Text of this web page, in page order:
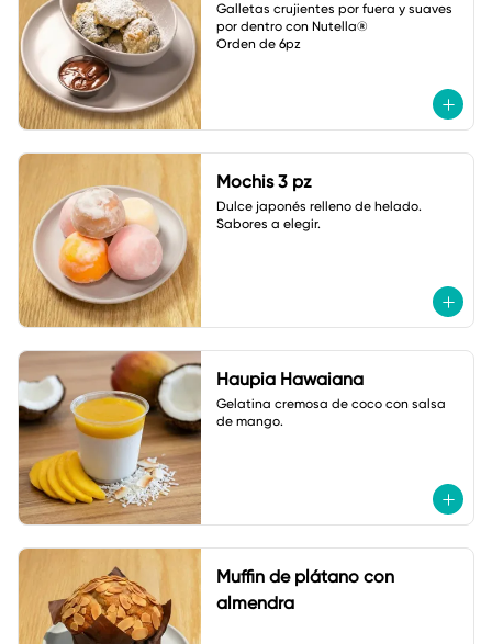
Galletas crujientes por fuera y suaves
por dentro con Nutella®
Orden de 6pz
Mochis 3 pz
Dulce japonés relleno de helado.
Sabores a elegir.
Haupia Hawaiana
Gelatina cremosa de coco con salsa
de mango.
Muffin de plátano con
almendra